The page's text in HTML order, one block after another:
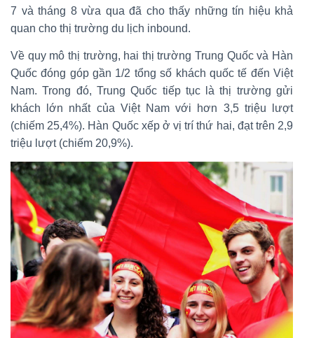
7 và tháng 8 vừa qua đã cho thấy những tín hiệu khả
quan cho thị trường du lịch inbound.
Về quy mô thị trường, hai thị trường Trung Quốc và Hàn
Quốc đóng góp gần 1/2 tổng số khách quốc tế đến Việt
Nam. Trong đó, Trung Quốc tiếp tục là thị trường gửi
khách lớn nhất của Việt Nam với hơn 3,5 triệu lượt
(chiếm 25,4%). Hàn Quốc xếp ở vị trí thứ hai, đạt trên 2,9
triệu lượt (chiếm 20,9%).